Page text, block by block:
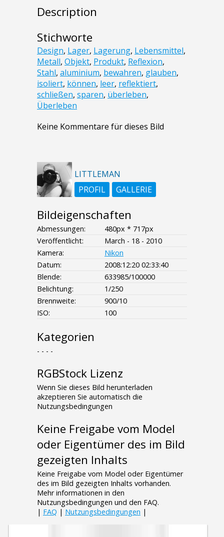
Description
Stichworte
Design, Lager, Lagerung, Lebensmittel,
Metall, Objekt, Produkt, Reflexion,
Stahl, aluminium, bewahren, glauben,
isoliert, können, leer, reflektiert,
schließen, sparen, überleben,
Überleben
Keine Kommentare für dieses Bild
LITTLEMAN
PROFIL
GALLERIE
Bildeigenschaften
Abmessungen:
480px * 717px
Veröffentlicht:
March - 18 - 2010
Kamera:
Nikon
Datum:
2008:12:20 02:33:40
Blende:
633985/100000
Belichtung:
1/250
Brennweite:
900/10
ISO:
100
Kategorien
- - - -
RGBStock Lizenz
Wenn Sie dieses Bild herunterladen
akzeptieren Sie automatisch die
Nutzungsbedingungen
Keine Freigabe vom Model
oder Eigentümer des im Bild
gezeigten Inhalts
Keine Freigabe vom Model oder Eigentümer
des im Bild gezeigten Inhalts vorhanden.
Mehr informationen in den
Nutzungsbedingungen und den FAQ.
| FAQ | Nutzungsbedingungen |